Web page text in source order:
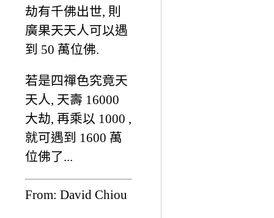
劫有千佛出世, 則
廣果天天人可以遇
到 50 萬位佛.
若是四禪色究竟天
天人, 天壽 16000
大劫, 再乘以 1000 ,
就可遇到 1600 萬
位佛了...
From: David Chiou